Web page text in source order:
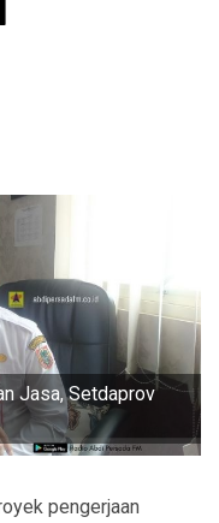
Jasa, Setdaprov
pengerjaan